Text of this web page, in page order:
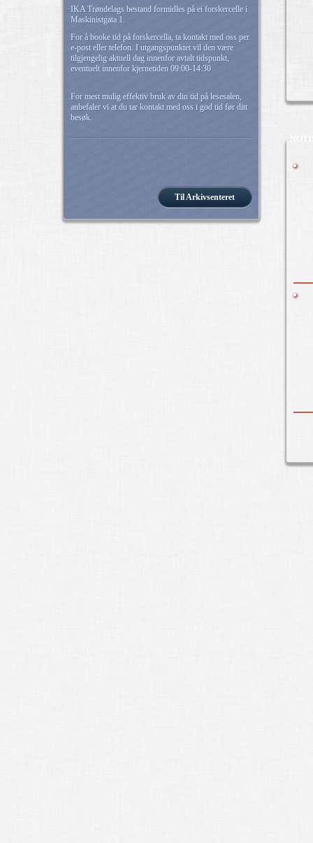
IKA Trøndelags bestand formidles på ei forskercelle i
Maskinistgata 1.
For å booke tid på forskercella, ta kontakt med oss per
e-post eller telefon. I utgangspunktet vil den være
tilgjengelig aktuell dag innenfor avtalt tidspunkt,
eventuelt innenfor kjernetiden 09:00-14:30
For mest mulig effektiv bruk av din tid på lesesalen,
anbefaler vi at du tar kontakt med oss i god tid før ditt
besøk.
Til Arkivsenteret